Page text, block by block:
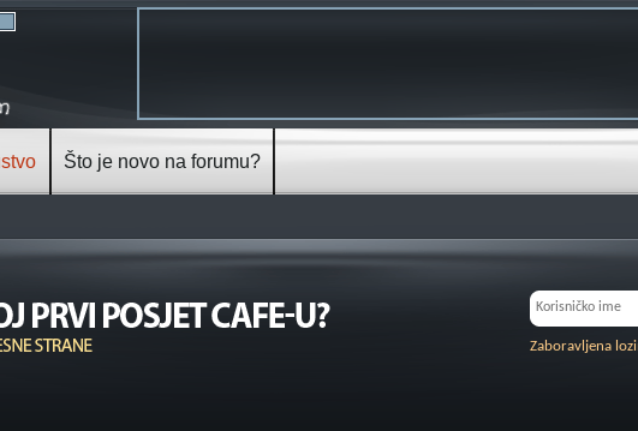
Što je novo na forumu?
Zaboravljena